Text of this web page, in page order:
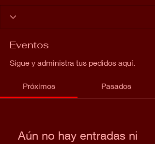
Eventos
Sigue y administra tus pedidos aquí.
Próximos Pasados
Aún no hay entradas ni